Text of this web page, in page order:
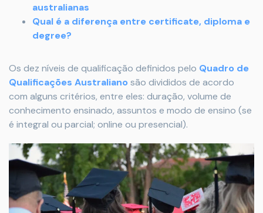
australianas
Qual é a diferença entre certificate, diploma e
degree?
Os dez níveis de qualificação definidos pelo Quadro de
Qualificações Australiano são divididos de acordo
com alguns critérios, entre eles: duração, volume de
conhecimento ensinado, assuntos e modo de ensino (se
é integral ou parcial; online ou presencial).